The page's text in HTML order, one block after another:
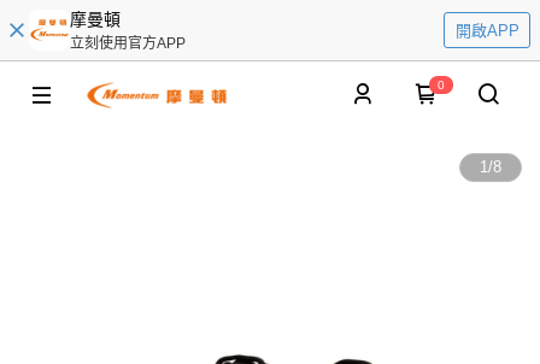
摩曼頓
立刻使用官方APP
開啟APP
0
1/8